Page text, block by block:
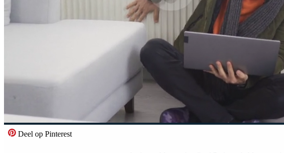
Deel op Pinterest